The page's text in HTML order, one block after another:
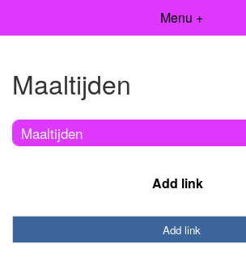
Menu +
Maaltijden
Maaltijden
Add link
Add link